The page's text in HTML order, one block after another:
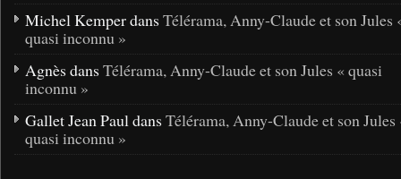
Michel Kemper dans Télérama, Anny-Claude et son Jules
quasi inconnu »
Agnès dans Télérama, Anny-Claude et son Jules « quasi
inconnu »
Gallet Jean Paul dans Télérama, Anny-Claude et son Jules
quasi inconnu »